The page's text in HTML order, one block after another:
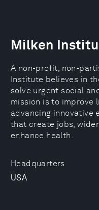
Headquarters
USA
Milken
A non-profit, non-
Institute believes in
solve urgent social
mission is to improve
advancing innovative
that create jobs,
enhance health.